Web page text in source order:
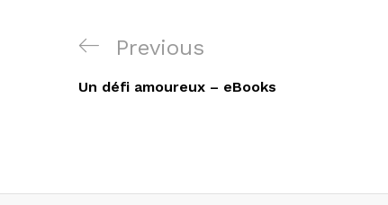
Navigation
de
Previous
Post
Previous
Un défi amoureux – eBooks